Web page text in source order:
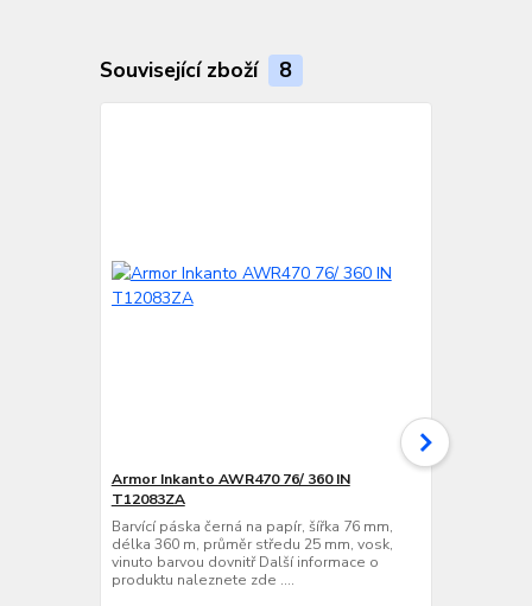
Související zboží 8
Armor Inkanto AWR470 76/ 360 IN
T12083ZA
Barvící páska černá na papír, šířka 76 mm,
délka 360 m, průměr středu 25 mm, vosk,
vinuto barvou dovnitř Další informace o
produktu naleznete zde ....